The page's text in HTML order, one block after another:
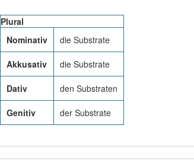
Plural
Nominativ
die Substrate
Akkusativ die Substrate
Dativ den Substraten
Genitiv der Substrate